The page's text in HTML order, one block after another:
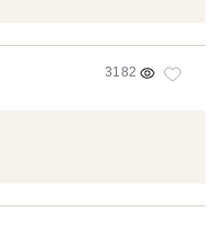
3182